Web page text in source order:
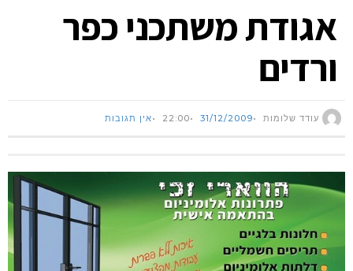
אגודת משתכני כפר
ורדים
עודד שלומות 31/12/2009
22:00 אין תגובות